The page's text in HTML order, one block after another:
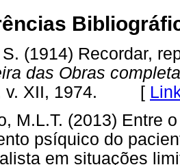
S. (1914) Recordar,
das Obras
v. XII, 1974. [
M.L.T. (2013) Entre
psíquico do
em situações